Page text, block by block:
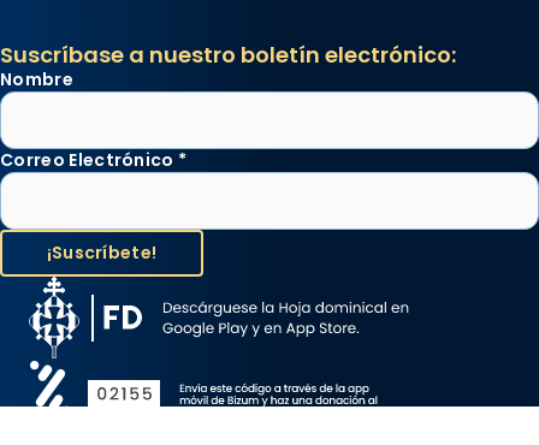
Suscríbase a nuestro boletín electrónico:
Nombre
Correo Electrónico *